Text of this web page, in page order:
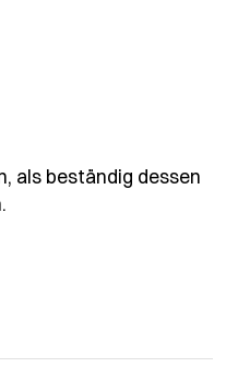
als beständig dessen